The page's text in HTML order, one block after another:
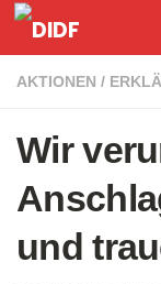
Unter dem
AKTIONEN /
Wir
und